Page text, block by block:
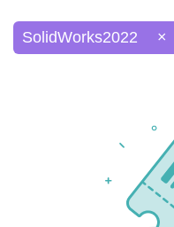
SolidWorks2022 ×